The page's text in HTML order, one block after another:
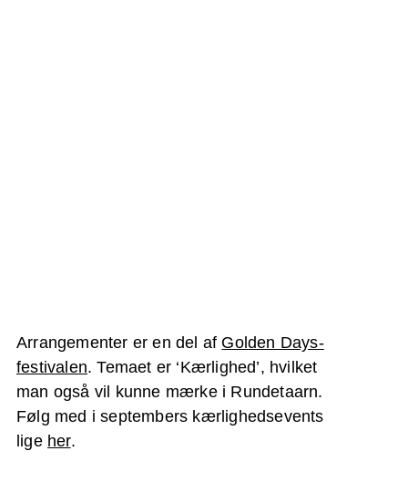
Arrangementer er en del af Golden Days-
festivalen. Temaet er ‘Kærlighed’, hvilket
man også vil kunne mærke i Rundetaarn.
Følg med i septembers kærlighedsevents
lige her.